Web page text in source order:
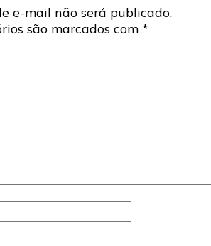
e-mail não será publicado.
são marcados com *